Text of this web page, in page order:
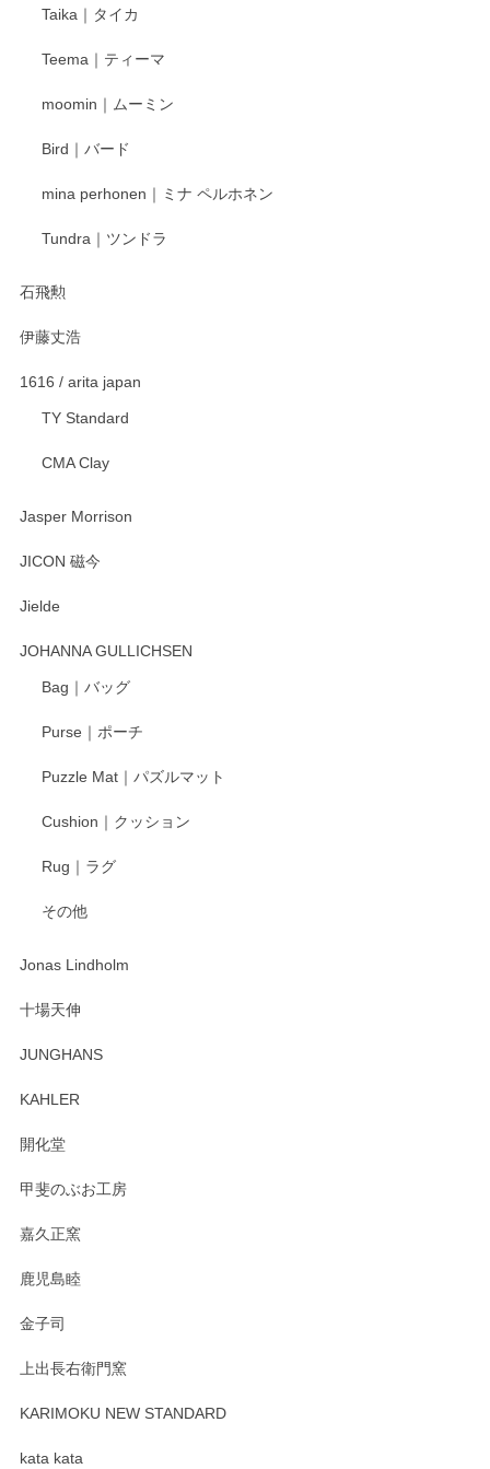
Taika｜タイカ
Teema｜ティーマ
moomin｜ムーミン
Bird｜バード
mina perhonen｜ミナ ペルホネン
Tundra｜ツンドラ
石飛勲
伊藤丈浩
1616 / arita japan
TY Standard
CMA Clay
Jasper Morrison
JICON 磁今
Jielde
JOHANNA GULLICHSEN
Bag｜バッグ
Purse｜ポーチ
Puzzle Mat｜パズルマット
Cushion｜クッション
Rug｜ラグ
その他
Jonas Lindholm
十場天伸
JUNGHANS
KAHLER
開化堂
甲斐のぶお工房
嘉久正窯
鹿児島睦
金子司
上出長右衛門窯
KARIMOKU NEW STANDARD
kata kata